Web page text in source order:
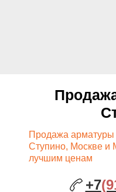
Продажа арматуры
Ступино, Москве и
лучшим ценам
+7